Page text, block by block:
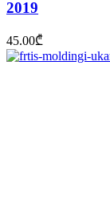
2019
45.00₾